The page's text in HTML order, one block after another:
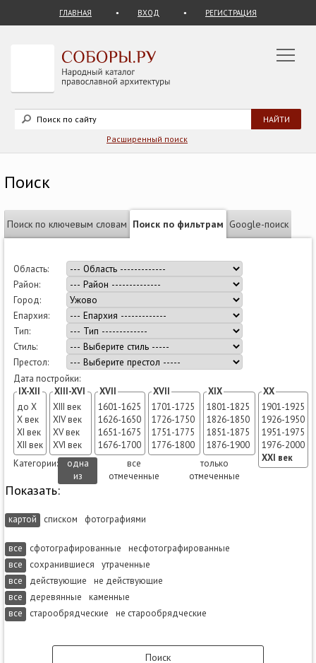
ГЛАВНАЯ ВХОД РЕГИСТРАЦИЯ
Расширенный поиск
Поиск
Поиск по ключевым словам Поиск по фильтрам Google-поиск
Область:
Район:
Город:
Епархия:
Тип:
Стиль:
Престол:
Дата постройки:
IX-XII
до X
X век
XI век
XII век
XIII-XVI
XIII век
XIV век
XV век
XVI век
XVII
1601-1625
1626-1650
1651-1675
1676-1700
XVII
1701-1725
1726-1750
1751-1775
1776-1800
XIX
1801-1825
1826-1850
1851-1875
1876-1900
Категории:
одна
из
все
отмеченные
только
отмеченные
XX
1901-1925
1926-1950
1951-1975
1976-2000
XXI век
Показать:
картой списком фотографиями
все сфотографированные
несфотографированные
все
сохранившиеся
утраченные
все
действующие
не действующие
все
деревянные
каменные
все
старообрядческие не старообрядческие